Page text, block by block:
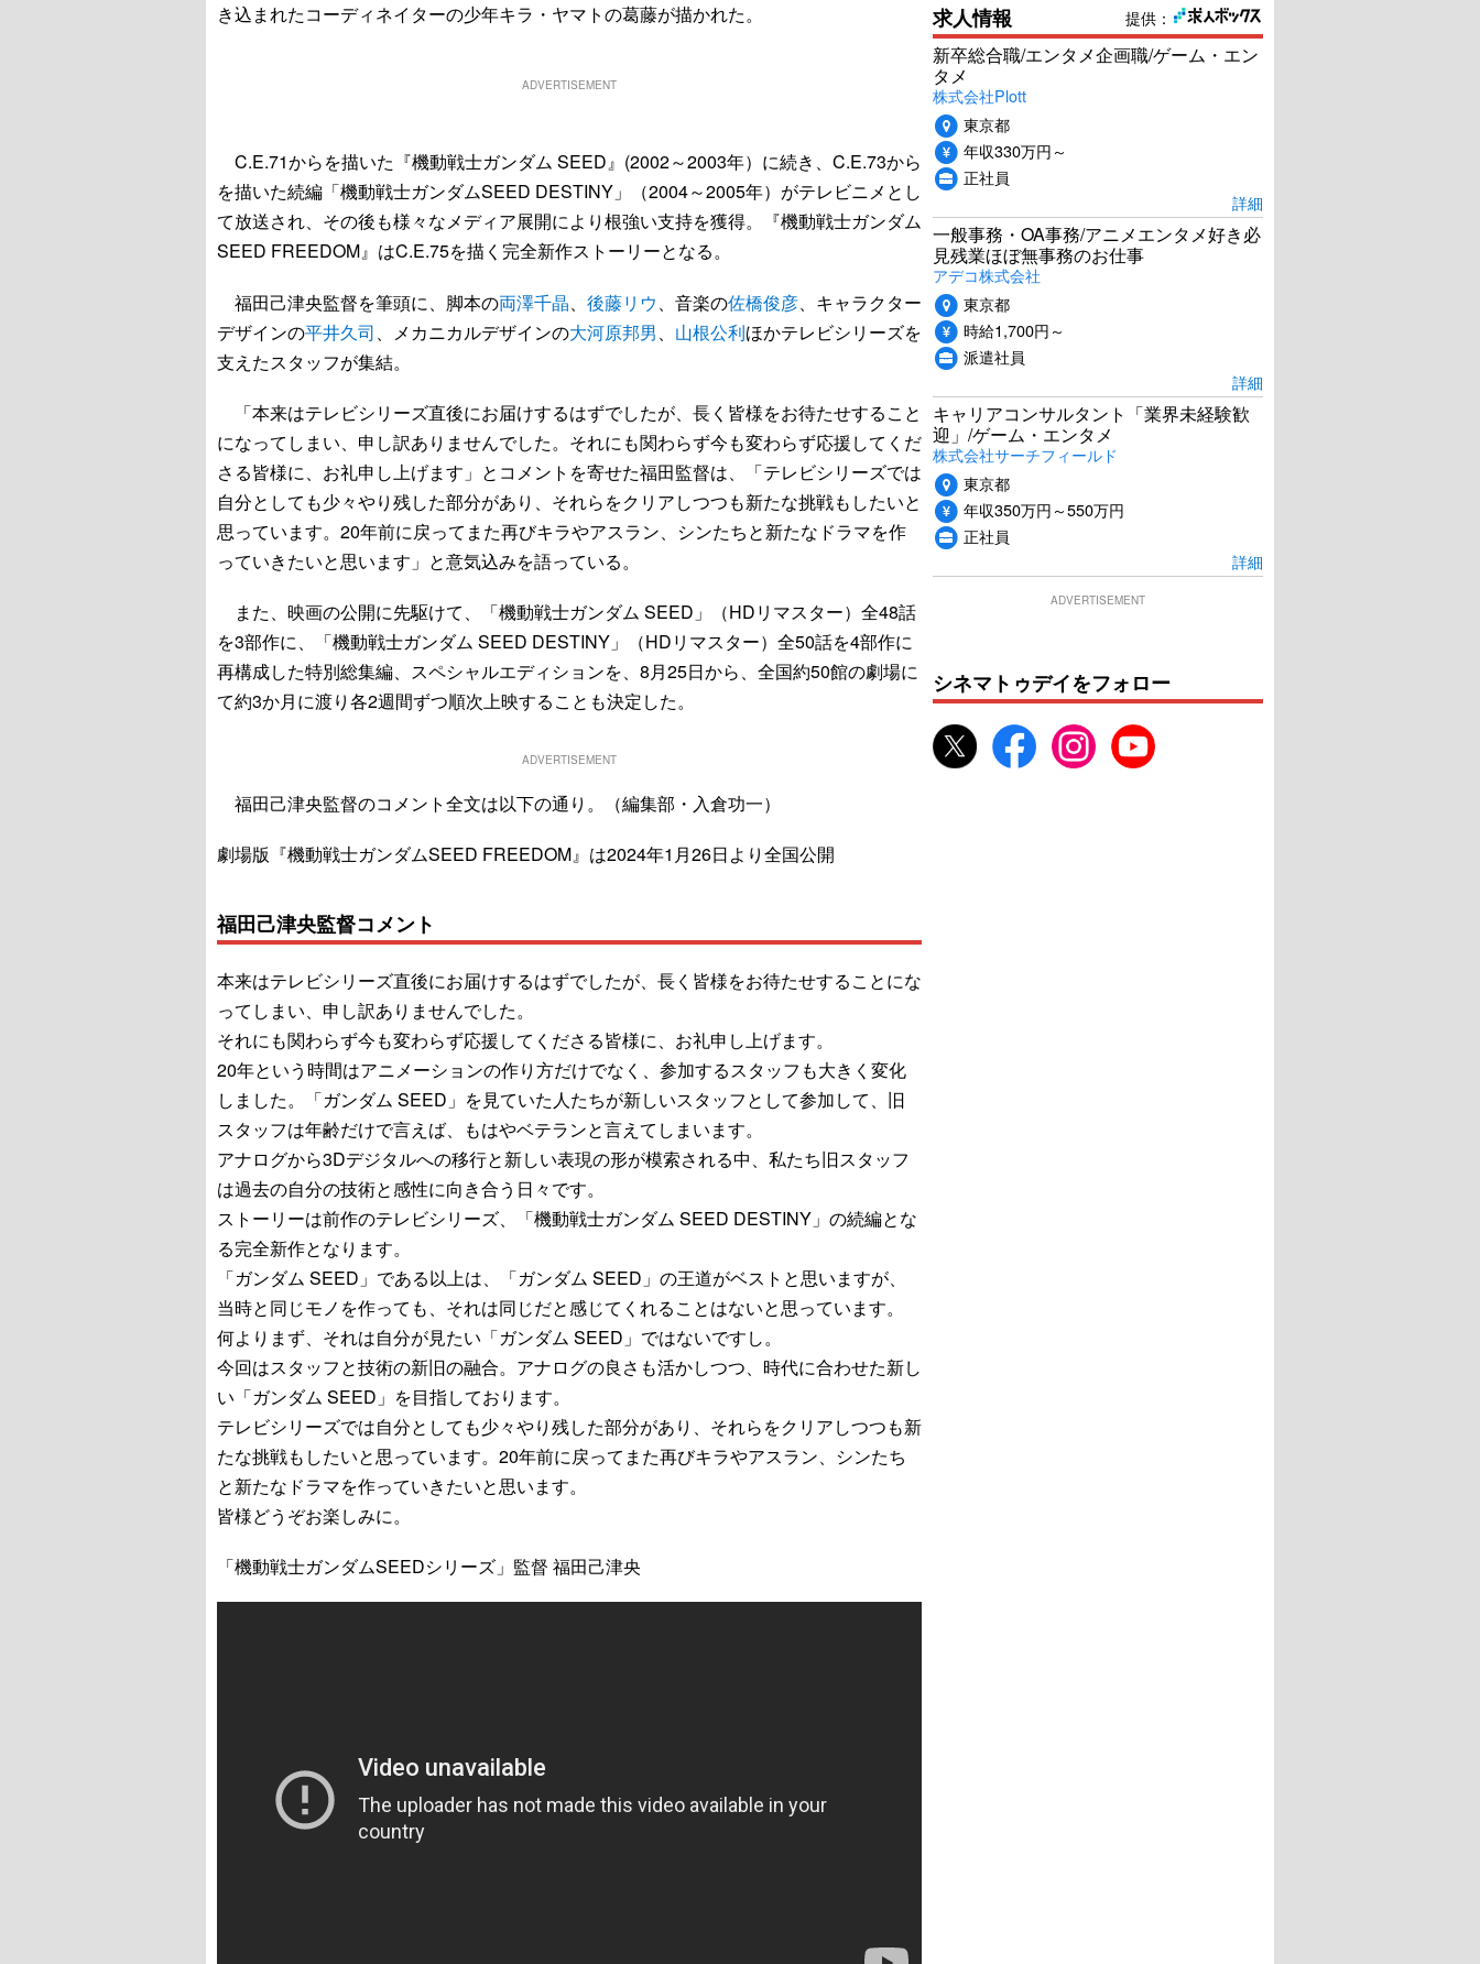
き込まれたコーディネイターの少年キラ・ヤマトの葛藤が描かれた。
ADVERTISEMENT
C.E.71からを描いた『機動戦士ガンダム SEED』(2002～2003年）に続き、C.E.73から
を描いた続編「機動戦士ガンダムSEED DESTINY」（2004～2005年）がテレビニメとし
て放送され、その後も様々なメディア展開により根強い支持を獲得。『機動戦士ガンダム
SEED FREEDOM』はC.E.75を描く完全新作ストーリーとなる。
福田己津央監督を筆頭に、脚本の両澤千晶 後藤リウ 、音楽の佐橋俊彦 、キャラクター
デザインの平井久司 、メカニカルデザインの大河原邦男 山根公利ほかテレビシリーズを
支えたスタッフが集結。
「本来はテレビシリーズ直後にお届けするはずでしたが、長く皆様をお待たせすること
になってしまい、申し訳ありませんでした。それにも関わらず今も変わらず応援してくだ
さる皆様に、お礼申し上げます」とコメントを寄せた福田監督は、「テレビシリーズでは
自分としても少々やり残した部分があり、それらをクリアしつつも新たな挑戦もしたいと
思っています。20年前に戻ってまた再びキラやアスラン、シンたちと新たなドラマを作
っていきたいと思います」と意気込みを語っている。
また、映画の公開に先駆けて、「機動戦士ガンダム SEED」（HDリマスター）全48話
を3部作に、「機動戦士ガンダム SEED DESTINY」（HDリマスター）全50話を4部作に
再構成した特別総集編、スペシャルエディションを、8月25日から、全国約50館の劇場に
て約3か月に渡り各2週間ずつ順次上映することも決定した。
ADVERTISEMENT
福田己津央監督のコメント全文は以下の通り。（編集部・入倉功一）
劇場版『機動戦士ガンダムSEED FREEDOM』は2024年1月26日より全国公開
福田己津央監督コメント
本来はテレビシリーズ直後にお届けするはずでしたが、長く皆様をお待たせすることにな
ってしまい、申し訳ありませんでした。
それにも関わらず今も変わらず応援してくださる皆様に、お礼申し上げます。
20年という時間はアニメーションの作り方だけでなく、参加するスタッフも大きく変化
しました。「ガンダム SEED」を見ていた人たちが新しいスタッフとして参加して、旧
スタッフは年齢だけで言えば、もはやベテランと言えてしまいます。
アナログから3Dデジタルへの移行と新しい表現の形が模索される中、私たち旧スタッフ
は過去の自分の技術と感性に向き合う日々です。
ストーリーは前作のテレビシリーズ、「機動戦士ガンダム SEED DESTINY」の続編とな
る完全新作となります。
「ガンダム SEED」である以上は、「ガンダム SEED」の王道がベストと思いますが、
当時と同じモノを作っても、それは同じだと感じてくれることはないと思っています。
何よりまず、それは自分が見たい「ガンダム SEED」ではないですし。
今回はスタッフと技術の新旧の融合。アナログの良さも活かしつつ、時代に合わせた新し
い「ガンダム SEED」を目指しております。
テレビシリーズでは自分としても少々やり残した部分があり、それらをクリアしつつも新
たな挑戦もしたいと思っています。20年前に戻ってまた再びキラやアスラン、シンたち
と新たなドラマを作っていきたいと思います。
皆様どうぞお楽しみに。
「機動戦士ガンダムSEEDシリーズ」監督 福田己津央
提供：
求人情報
新卒総合職/エンタメ企画職/ゲーム・エン
タメ
株式会社Plott
東京都
年収330万円～
正社員
詳細
一般事務・OA事務/アニメエンタメ好き必
見残業ほぼ無事務のお仕事
アデコ株式会社
東京都
時給1,700円～
派遣社員
詳細
キャリアコンサルタント「業界未経験歓
迎」/ゲーム・エンタメ
株式会社サーチフィールド
東京都
年収350万円～550万円
正社員
詳細
ADVERTISEMENT
シネマトゥデイをフォロー